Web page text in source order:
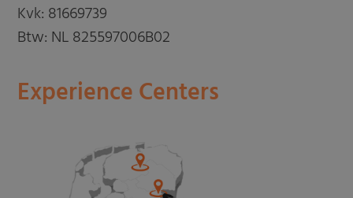
Kvk: 81669739
Btw: NL 825597006B02
Experience Centers